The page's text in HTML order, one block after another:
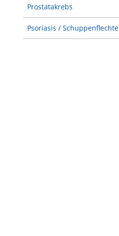
Prostatakrebs
Psoriasis / Schuppenflechte